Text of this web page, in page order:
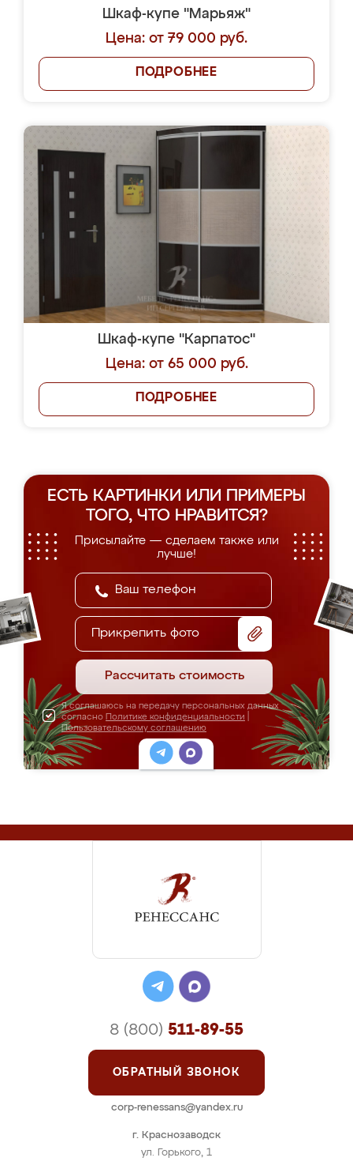
Шкаф-купе "Марьяж"
Цена: от 79 000 руб.
ПОДРОБНЕЕ
Шкаф-купе "Карпатос"
Цена: от 65 000 руб.
ПОДРОБНЕЕ
ЕСТЬ КАРТИНКИ ИЛИ ПРИМЕРЫ
ТОГО, ЧТО НРАВИТСЯ?
Присылайте — сделаем также или
лучше!
Прикрепить фото
Рассчитать стоимость
Я соглашаюсь на передачу персональных данных
согласно Политике конфиденциальности
Пользовательскому соглашению
г. Краснозаводск
ул. Горького, 1
8 (800) 511-89-55
ОБРАТНЫЙ ЗВОНОК
corp-renessans@yandex.ru